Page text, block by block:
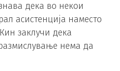
дека во некои
асистенција наместо
заклучи дека
нема да